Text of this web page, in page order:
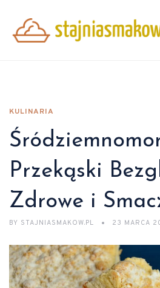
KULINARIA
Przekąski
Zdrowe i
BY STAJNIASMAKOW.PL 23 MARCA